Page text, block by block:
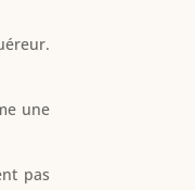
une
pas